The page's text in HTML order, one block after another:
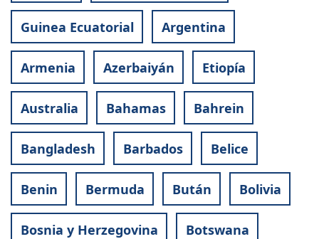
Guinea Ecuatorial Argentina
Armenia Azerbaiyán Etiopía
Australia Bahamas Bahrein
Bangladesh Barbados Belice
Benin Bermuda Bután Bolivia
Bosnia y Herzegovina Botswana